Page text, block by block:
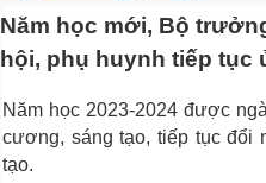
Năm học mới, Bộ
hội, phụ huynh tiếp tục
Năm học 2023-2024 được
cương, sáng tạo, tiếp tục đổi
tạo.